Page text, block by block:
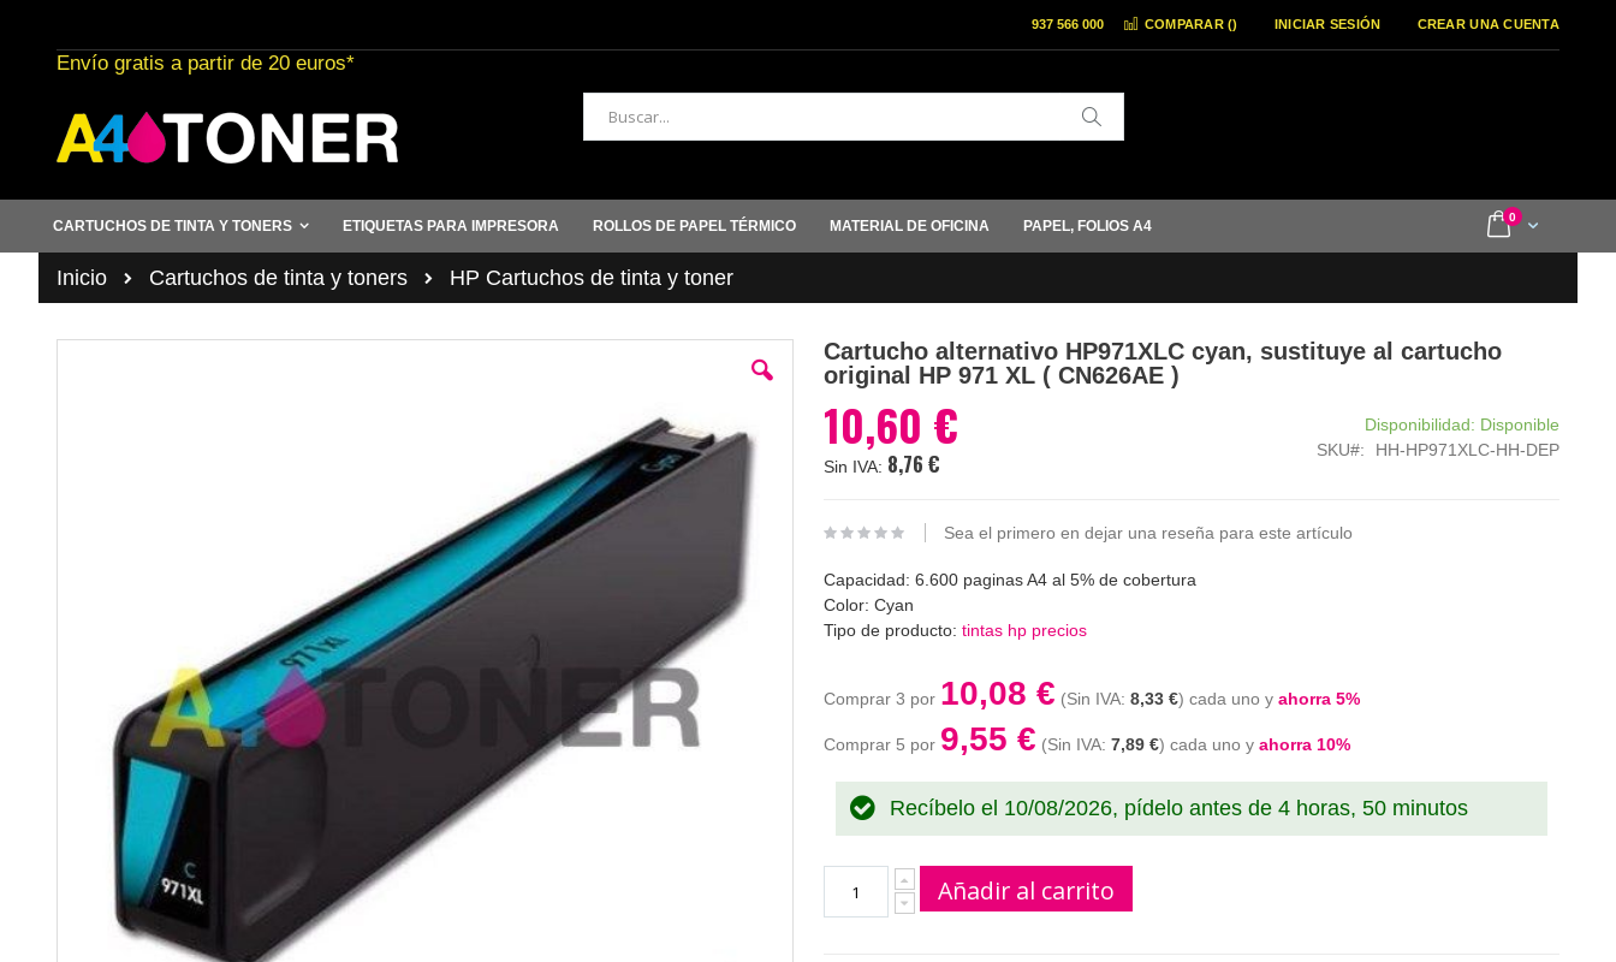
al
contenido
COMPARAR () INICIAR SESIÓN CREAR UNA CUENTA
937 566 000
Envío gratis a partir de 20 euros*
Buscar
Cart
0items
CARTUCHOS DE TINTA Y TONERS ETIQUETAS PARA IMPRESORA ROLLOS DE PAPEL TÉRMICO MATERIAL DE OFICINA PAPEL, FOLIOS A4
Inicio Cartuchos de tinta y toners HP Cartuchos de tinta y toner
Cartucho alternativo HP971XLC cyan, sustituye al cartucho
original HP 971 XL ( CN626AE )
10,60 €
8,76 €
Disponibilidad: Disponible
SKU
HH-HP971XLC-HH-DEP
Sea el primero en dejar una reseña para este artículo
Capacidad: 6.600 paginas A4 al 5% de cobertura
Color: Cyan
Tipo de producto: tintas hp precios
Comprar 3 por 10,08 € 8,33 € cada uno y ahorra 5%
Comprar 5 por 9,55 € 7,89 € cada uno y ahorra 10%
Recíbelo el 10/08/2026, pídelo antes de 4 horas, 49 minutos, 59
segundos
Añadir al carrito